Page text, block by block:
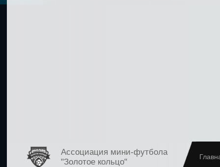
Ассоциация мини-футбола
"Золотое кольцо"